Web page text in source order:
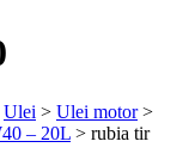
Ulei > Ulei motor>
– 20L > rubia tir